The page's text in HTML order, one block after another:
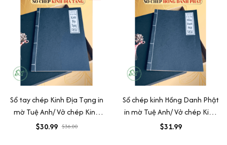
Sổ tay chép Kinh Địa Tạng in
mờ Tuệ Anh/ Vở chép Kinh
giấy cổ (Tặng kèm Hộp đựng
$30.99 $36.00
Sổ chép kinh Hồng Danh Phật
in mờ Tuệ Anh/ Vở chép Kinh
giấy cổ (Tặng kèm Hộp đựng
$31.99